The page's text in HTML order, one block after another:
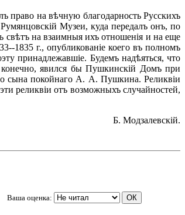
право на вѣчную благодарность Русскихъ
Музеи, куда передалъ онъ, по
свѣтъ на взаимныя ихъ отношенія и на еще
1835 г., опубликованіе коего въ полномъ
принадлежавшіе. Будемъ надѣяться, что
конечно, явился бы Пушкинскій Домъ при
сына покойнаго А. А. Пушкина. Реликвіи
реликвіи отъ возможныхъ случайностей,
Б. Модзалевскій.
Ваша оценка: